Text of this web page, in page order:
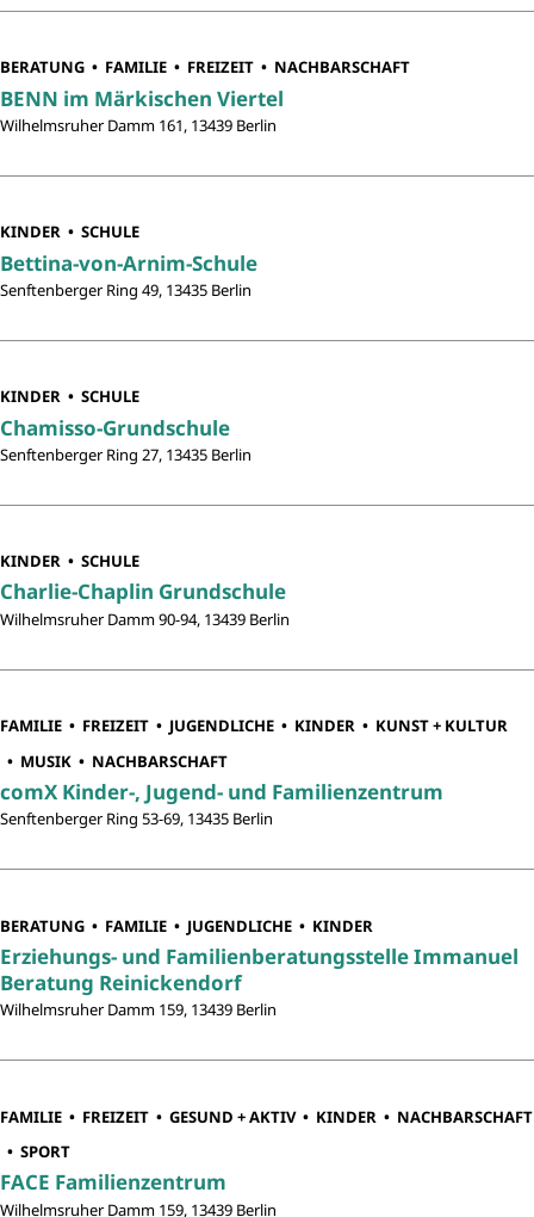
BERATUNG FAMILIE FREIZEIT NACHBARSCHAFT
BENN im Märkischen Viertel
Wilhelmsruher Damm 161, 13439 Berlin
KINDER SCHULE
Bettina-von-Arnim-Schule
Senftenberger Ring 49, 13435 Berlin
KINDER SCHULE
Chamisso-Grundschule
Senftenberger Ring 27, 13435 Berlin
KINDER SCHULE
Charlie-Chaplin Grundschule
Wilhelmsruher Damm 90-94, 13439 Berlin
FAMILIE FREIZEIT JUGENDLICHE KINDER
KUNST + KULTUR
MUSIK
NACHBARSCHAFT
comX Kinder-, Jugend- und Familienzentrum
Senftenberger Ring 53-69, 13435 Berlin
BERATUNG FAMILIE JUGENDLICHE KINDER
Erziehungs- und Familienberatungsstelle Immanuel
Beratung Reinickendorf
Wilhelmsruher Damm 159, 13439 Berlin
FAMILIE FREIZEIT GESUND + AKTIV KINDER
NACHBARSCHAFT
SPORT
FACE Familienzentrum
Wilhelmsruher Damm 159, 13439 Berlin